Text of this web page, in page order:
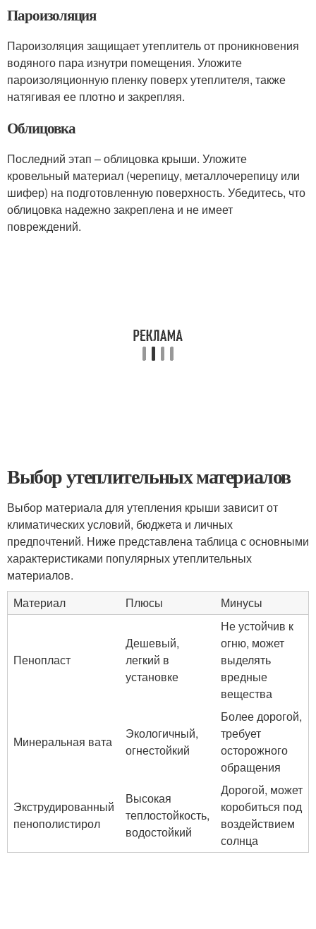
Пароизоляция
Пароизоляция защищает утеплитель от проникновения
водяного пара изнутри помещения. Уложите
пароизоляционную пленку поверх утеплителя, также
натягивая ее плотно и закрепляя.
Облицовка
Последний этап – облицовка крыши. Уложите
кровельный материал (черепицу, металлочерепицу или
шифер) на подготовленную поверхность. Убедитесь, что
облицовка надежно закреплена и не имеет
повреждений.
Выбор утеплительных материалов
Выбор материала для утепления крыши зависит от
климатических условий, бюджета и личных
предпочтений. Ниже представлена таблица с основными
характеристиками популярных утеплительных
материалов.
Материал
Плюсы Минусы
Пенопласт
Дешевый,
легкий в
установке
Не устойчив к
огню, может
выделять
вредные
вещества
Минеральная вата
Экологичный,
огнестойкий
Более дорогой,
требует
осторожного
обращения
Экструдированный
пенополистирол
Высокая
теплостойкость,
водостойкий
Дорогой, может
коробиться под
воздействием
солнца